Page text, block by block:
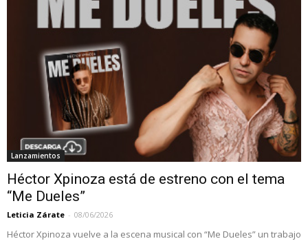
Lanzamientos
Héctor Xpinoza está de estreno con el tema
“Me Dueles”
Leticia Zárate - 08/06/2026
Héctor Xpinoza vuelve a la escena musical con “Me Dueles” un trabajo